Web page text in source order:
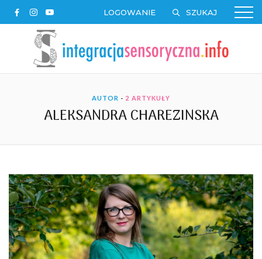
LOGOWANIE
AUTOR - 2 ARTYKUŁY
ALEKSANDRA CHAREZINSKA